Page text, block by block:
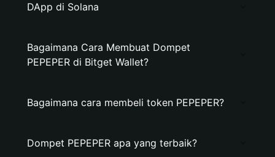
DApp di Solana
Bagaimana Cara Membuat Dompet
PEPEPER di Bitget Wallet?
Bagaimana cara membeli token PEPEPER?
Dompet PEPEPER apa yang terbaik?